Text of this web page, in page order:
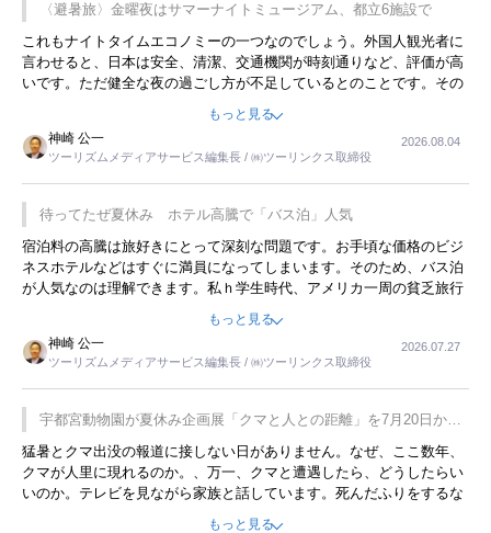
〈避暑旅〉金曜夜はサマーナイトミュージアム、都立6施設で
これもナイトタイムエコノミーの一つなのでしょう。外国人観光者に
言わせると、日本は安全、清潔、交通機関が時刻通りなど、評価が高
いです。ただ健全な夜の過ごし方が不足しているとのことです。その
ような意味で、金曜夜にこのようなイベントが行われれば、日本人に
限らず外国人にとっても楽しみが増えるでしょうね。
もっと見る
神崎 公一
ツーリズムメディアサービス編集長 / ㈱ツーリンクス取締役
2026.08.04
待ってたぜ夏休み ホテル高騰で「バス泊」人気
宿泊料の高騰は旅好きにとって深刻な問題です。お手頃な価格のビジ
ネスホテルなどはすぐに満員になってしまいます。そのため、バス泊
が人気なのは理解できます。私ｈ学生時代、アメリカ一周の貧乏旅行
をした時は、移動はグレイハウンドバスでした。夕方から夜の便を利
用してホテル代を浮かせていました。ただし、若いからできたことで
す。若い人が夜行バスで京都に行った、青森に行ったと聞くと、疲れ
が残らないのかなと思ってしまいます。
もっと見る
神崎 公一
ツーリズムメディアサービス編集長 / ㈱ツーリンクス取締役
2026.07.27
宇都宮動物園が夏休み企画展「クマと人との距離」を7月20日から
開催
猛暑とクマ出没の報道に接しない日がありません。なぜ、ここ数年、
クマが人里に現れるのか。、万一、クマと遭遇したら、どうしたらい
いのか。テレビを見ながら家族と話しています。死んだふりをするな
んてことは、冗談でもいえません。そんな中で、この企画展はタイム
もっと見る